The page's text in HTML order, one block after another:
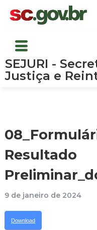
SEJURI -
Justiça e
Resultado
9 de janeiro de 2024
Download